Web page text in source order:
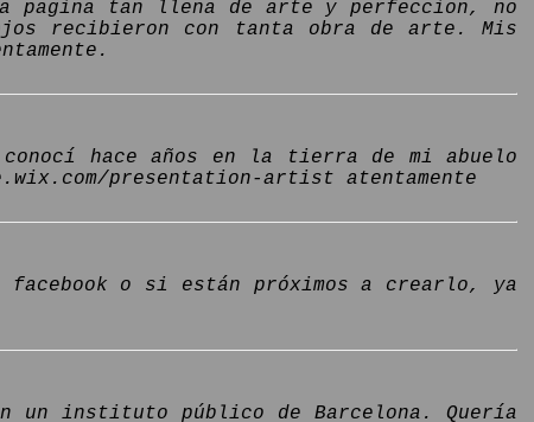
pagina tan llena de arte y perfeccion, no
recibieron con tanta obra de arte. Mis
conocí hace años en la tierra de mi abuelo
presentation-artist atentamente
o si están próximos a crearlo, ya
un instituto público de Barcelona. Quería